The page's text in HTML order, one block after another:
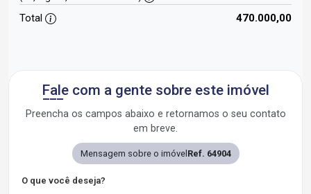
Total
470.000,00
Fale com a gente sobre este imóvel
Preencha os campos abaixo e retornamos o seu contato
em breve.
Mensagem sobre o imóvel Ref. 64904
O que você deseja?